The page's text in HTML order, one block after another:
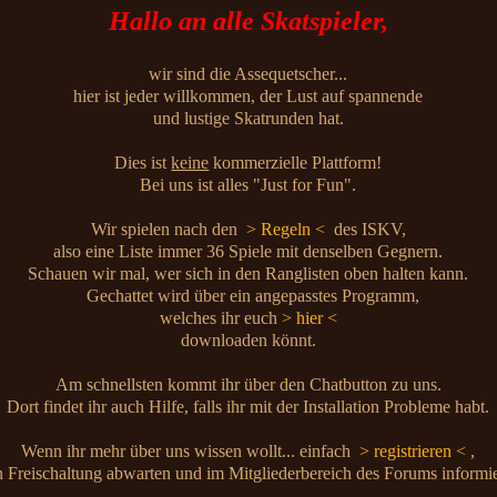
Hallo an alle Skatspieler,
wir sind die Assequetscher...
hier ist jeder willkommen, der Lust auf spannende
und lustige Skatrunden hat.
Dies istkeine kommerzielle Plattform!
Bei uns ist alles "Just for Fun".
Wir spielen nach den > Regeln < des ISKV,
also eine Liste immer 36 Spiele mit denselben Gegnern.
Schauen wir mal, wer sich in den Ranglisten oben halten kann.
Gechattet wird über ein angepasstes Programm,
welches ihr euch > hier <
downloaden könnt.
Am schnellsten kommt ihr über den Chatbutton zu uns.
Dort findet ihr auch Hilfe, falls ihr mit der Installation Probleme habt.
Wenn ihr mehr über uns wissen wollt... einfach > registrieren < ,
Freischaltung abwarten und im Mitgliederbereich des Forums